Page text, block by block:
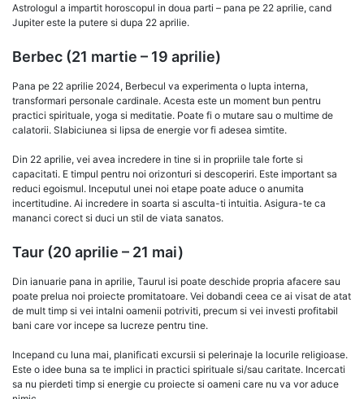
Astrologul a impartit horoscopul in doua parti – pana pe 22 aprilie, cand
Jupiter este la putere si dupa 22 aprilie.
Berbec (21 martie – 19 aprilie)
Pana pe 22 aprilie 2024, Berbecul va experimenta o lupta interna,
transformari personale cardinale. Acesta este un moment bun pentru
practici spirituale, yoga si meditatie. Poate fi o mutare sau o multime de
calatorii. Slabiciunea si lipsa de energie vor fi adesea simtite.
Din 22 aprilie, vei avea incredere in tine si in propriile tale forte si
capacitati. E timpul pentru noi orizonturi si descoperiri. Este important sa
reduci egoismul. Inceputul unei noi etape poate aduce o anumita
incertitudine. Ai incredere in soarta si asculta-ti intuitia. Asigura-te ca
mananci corect si duci un stil de viata sanatos.
Taur (20 aprilie – 21 mai)
Din ianuarie pana in aprilie, Taurul isi poate deschide propria afacere sau
poate prelua noi proiecte promitatoare. Vei dobandi ceea ce ai visat de atat
de mult timp si vei intalni oamenii potriviti, precum si vei investi profitabil
bani care vor incepe sa lucreze pentru tine.
Incepand cu luna mai, planificati excursii si pelerinaje la locurile religioase.
Este o idee buna sa te implici in practici spirituale si/sau caritate. Incercati
sa nu pierdeti timp si energie cu proiecte si oameni care nu va vor aduce